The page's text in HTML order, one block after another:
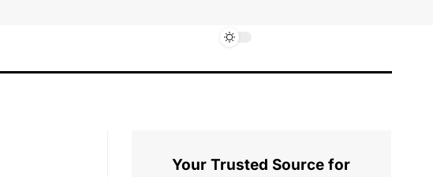
Your Trusted Source for